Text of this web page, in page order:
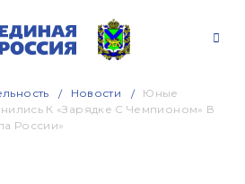
Новости
Юные
К «Зарядке С Чемпионом» В
России»